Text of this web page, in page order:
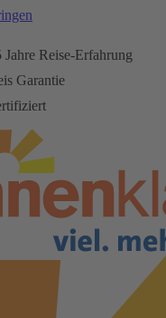
Jahre Reise-Erfahrung
Garantie